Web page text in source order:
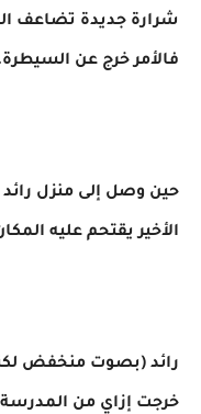
شرارة جديدة تضاعف
فالأمر خرج عن
حين وصل إلى منزل رائد
الأخير يقتحم عليه
رائد (بصوت منخفض
خرجت إزاي من